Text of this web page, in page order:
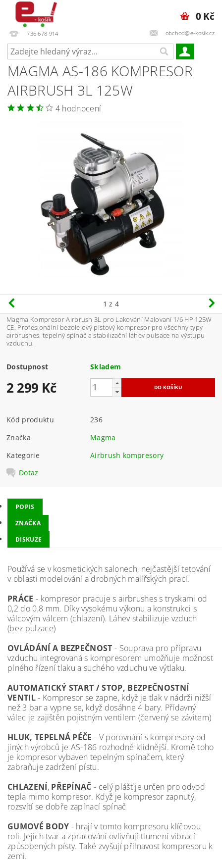
736 678 914 obchod@e-kosik.cz
0 Kč
MAGMA AS-186 KOMPRESOR
AIRBRUSH 3L 125W
4 hodnocení
1 z 4
Magma Kompresor Airbrush 3L pro Lakování Malovaní 1/6 HP 125W
CE. Profesionální bezolejový pístový kompresor pro všechny typy
airbrushes, tepelný spínač a stabilizační láhev pulsace na výstupu
vzduchu.
Dostupnost Skladem
2 299 Kč
Kód produktu
236
Značka
Magma
Kategorie
Airbrush kompresory
Dotaz
POPIS
ZNAČKA
DISKUZE
Používá se v kosmetických salonech, nejčastější tetování
v oblasti modelování a drobných malířských prací.
PRÁCE - kompresor pracuje s airbrushes s tryskami od
0,2 do 0,8 mm. Díky vysokému výkonu a konstrukci s
válcovým válcem (chlazení). Láhev stabilizuje vzduch
(bez pulzace)
OVLÁDÁNÍ A BEZPEČNOST- Souprava pro přípravu
vzduchu integrovaná s kompresorem umožňuje možnost
plného řízení tlaku a suchého vzduchu ve výtlaku.
AUTOMATICKÝ START / STOP, BEZPEČNOSTNÍ
VENTIL- Kompresor se zapne, když je tlak v nádrži nižší
než 3 bar a vypne se, když dosáhne 4 bary. Přídavný
válec je zajištěn pojistným ventilem (červený se závitem)
HLUK, TEPELNÁ PÉČE- V porovnání s kompresory od
jiných výrobců je AS-186 rozhodně klidnější. Kromě toho
je kompresor vybaven tepelným spínačem, který
zabraňuje zadržení pístu.
CHLAZENÍ, PŘEPÍNAČ - celý plášť je určen pro odvod
tepla mimo kompresor. Když je kompresor zapnutý,
rozsvítí se dobře zapínací spínač
GUMOVÉ BODY - hrají v tomto kompresoru klíčovou
roli. Jejich tvar a zpracování ovlivňují tlumení vibrací
způsobených písty. Také zvyšují přilnavost kompresoru k
zemi.